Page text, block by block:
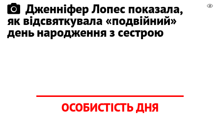
Дженніфер Лопес показала,
як відсвяткувала «подвійний»
день народження з сестрою
ОСОБИСТІСТЬ ДНЯ